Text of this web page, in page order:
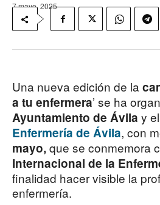
7 mayo, 2025
Una nueva edición de la
a tu enfermera’ se ha
Ayuntamiento de Ávila y el
Enfermería de Ávila, con
mayo, que se conmemora
Internacional de la
finalidad hacer visible la
enfermería.